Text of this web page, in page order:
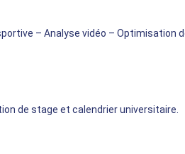
– Analyse vidéo – Optimisation
de stage et calendrier universitaire.